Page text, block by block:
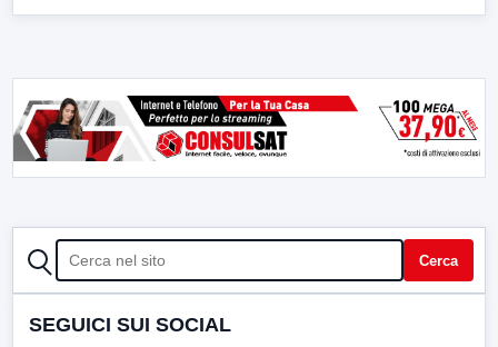
CERCA Cerca
SEGUICI SUI SOCIAL